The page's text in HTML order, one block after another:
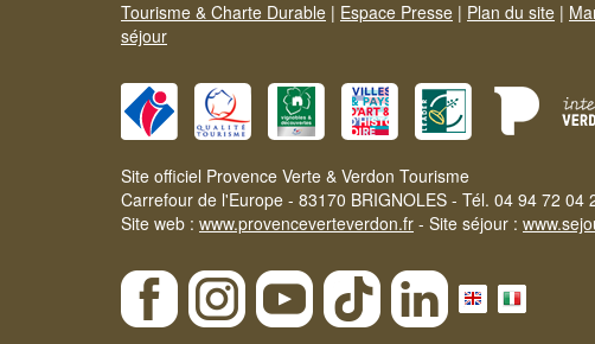
Tourisme & Charte Durable | Espace Presse | Plan du site |
séjour
Site officiel Provence Verte & Verdon Tourisme
Carrefour de l'Europe - 83170 BRIGNOLES - Tél. 04 94 72 04
Site web : www.provenceverteverdon.fr - Site séjour :